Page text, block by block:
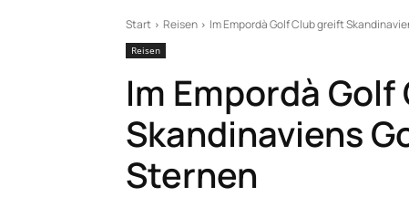
Start Reisen Im Empordà Golf Club greift
Reisen
Im Empordà
Skandinaviens
Sternen